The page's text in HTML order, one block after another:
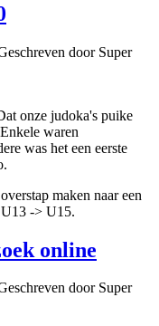
door Super
onze judoka's puike
waren
was het een eerste
maken naar een
-> U15.
online
door Super